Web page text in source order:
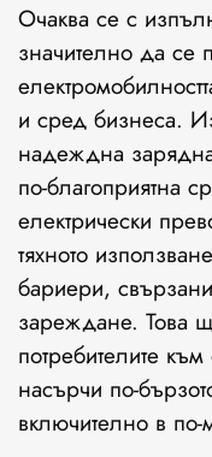
Очаква се с
значително да се
и сред бизнеса.
надеждна
по-благоприятна
електрически
тяхното
бариери,
зареждане. Това
потребителите
насърчи по-
включително в